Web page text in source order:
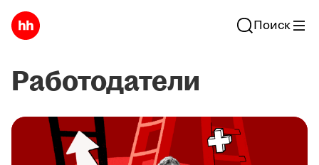
Поиск
Работодатели